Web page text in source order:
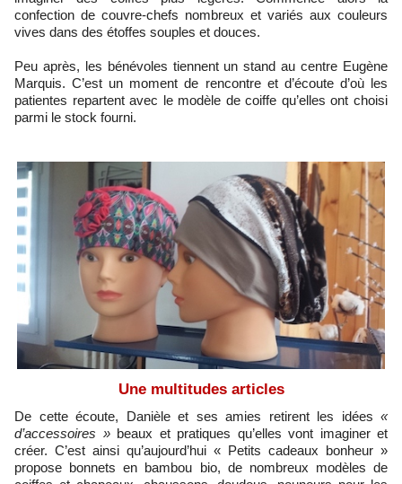
confection de couvre-chefs nombreux et variés aux couleurs
vives dans des étoffes souples et douces.
Peu après, les bénévoles tiennent un stand au centre Eugène
Marquis. C’est un moment de rencontre et d’écoute d’où les
patientes repartent avec le modèle de coiffe qu’elles ont choisi
parmi le stock fourni.
Une multitudes articles
De cette écoute, Danièle et ses amies retirent les idées «
d’accessoires »beaux et pratiques qu’elles vont imaginer et
créer. C’est ainsi qu’aujourd’hui « Petits cadeaux bonheur »
propose bonnets en bambou bio, de nombreux modèles de